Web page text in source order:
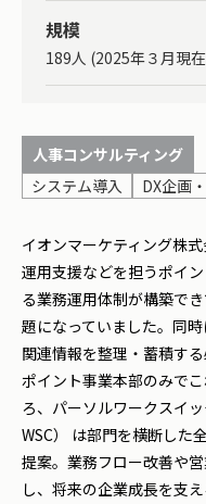
規模
189人 (2025年３月現
人事コンサルティング
システム導入
DX企画
イオンマーケティング株
運用支援などを担うポイ
る業務運用体制が構築で
題になっていました。同
関連情報を整理・蓄積す
ポイント事業本部のみで
ろ、パーソルワークスイ
WSC） は部門を横断した
提案。業務フロー改善や
し、将来の企業成長を支